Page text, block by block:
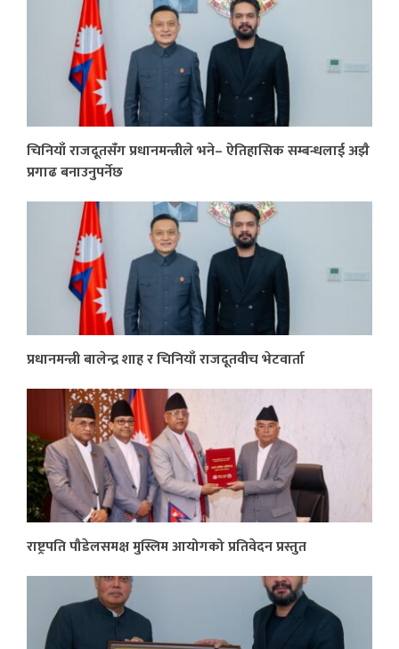
चिनियाँ राजदूतसँग प्रधानमन्त्रीले भने– ऐतिहासिक सम्बन्धलाई अझै
प्रगाढ बनाउनुपर्नेछ
प्रधानमन्त्री बालेन्द्र शाह र चिनियाँ राजदूतवीच भेटवार्ता
राष्ट्रपति पौडेलसमक्ष मुस्लिम आयोगको प्रतिवेदन प्रस्तुत